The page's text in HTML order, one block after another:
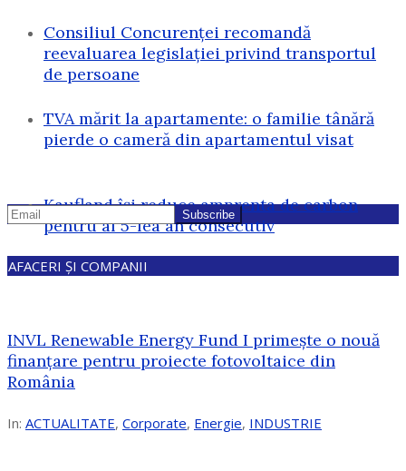
Consiliul Concurenței recomandă
reevaluarea legislației privind transportul
de persoane
TVA mărit la apartamente: o familie tânără
pierde o cameră din apartamentul visat
Kaufland își reduce amprenta de carbon
pentru al 5-lea an consecutiv
AFACERI ȘI COMPANII
INVL Renewable Energy Fund I primește o nouă
finanțare pentru proiecte fotovoltaice din
România
In: ACTUALITATE, Corporate, Energie, INDUSTRIE